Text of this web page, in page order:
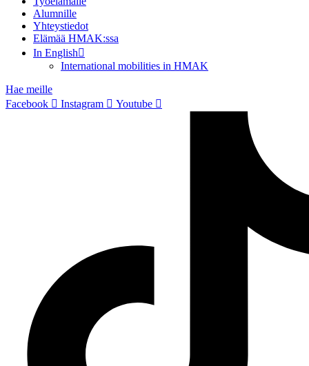
Alumnille
Yhteystiedot
Elämää HMAK:ssa
In English
International mobilities in HMAK
Hae meille
Facebook
Instagram Youtube